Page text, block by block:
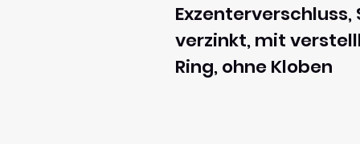
Exzenterverschluss,
verzinkt, mit
Ring, ohne Kloben